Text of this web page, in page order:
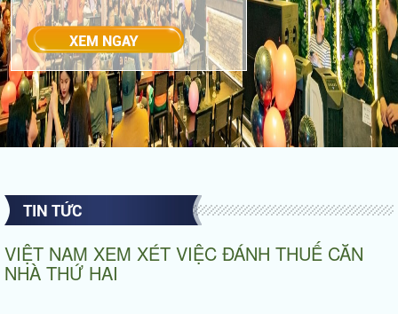
TIN TỨC
VIỆT NAM XEM XÉT VIỆC ĐÁNH THUẾ CĂN
NHÀ THỨ HAI